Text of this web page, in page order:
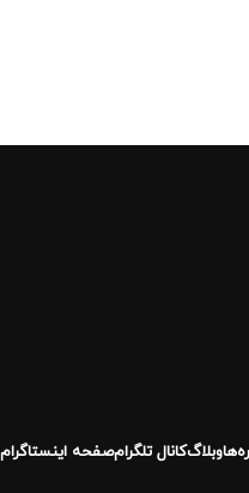
وبلاگکانال تلگرامصفحه اینستاگرام